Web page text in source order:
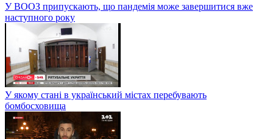
У ВООЗ припускають, що пандемія може завершитися вже
наступного року
У якому стані в український містах перебувають
бомбосховища